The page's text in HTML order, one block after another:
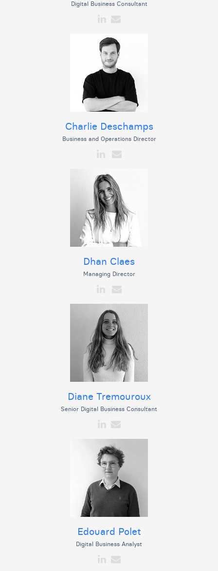
Digital Business Consultant
Charlie Deschamps
Business and Operations Director
Dhan Claes
Managing Director
Diane Tremouroux
Senior Digital Business Consultant
Edouard Polet
Digital Business Analyst